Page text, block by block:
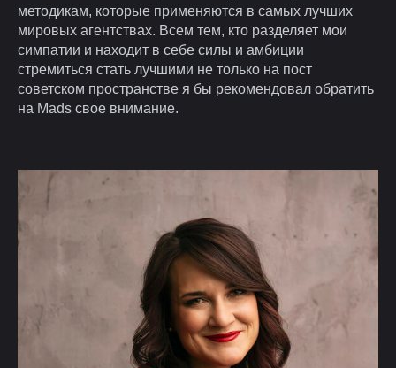
методикам, которые применяются в самых лучших
мировых агентствах. Всем тем, кто разделяет мои
симпатии и находит в себе силы и амбиции
стремиться стать лучшими не только на пост
советском пространстве я бы рекомендовал обратить
на Mads свое внимание.